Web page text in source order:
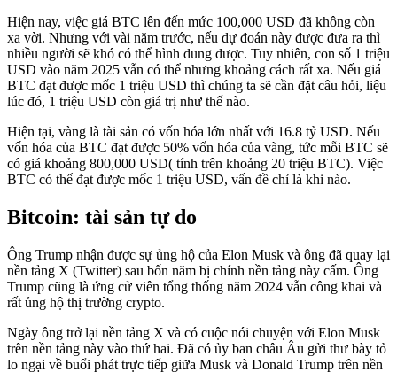
Hiện nay, việc giá BTC lên đến mức 100,000 USD đã không còn
xa vời. Nhưng với vài năm trước, nếu dự đoán này được đưa ra thì
nhiều người sẽ khó có thể hình dung được. Tuy nhiên, con số 1 triệu
USD vào năm 2025 vẫn có thể nhưng khoảng cách rất xa. Nếu giá
BTC đạt được mốc 1 triệu USD thì chúng ta sẽ cần đặt câu hỏi, liệu
lúc đó, 1 triệu USD còn giá trị như thế nào.
Hiện tại, vàng là tài sản có vốn hóa lớn nhất với 16.8 tỷ USD. Nếu
vốn hóa của BTC đạt được 50% vốn hóa của vàng, tức mỗi BTC sẽ
có giá khoảng 800,000 USD( tính trên khoảng 20 triệu BTC). Việc
BTC có thể đạt được mốc 1 triệu USD, vấn đề chỉ là khi nào.
Bitcoin: tài sản tự do
Ông Trump nhận được sự ủng hộ của Elon Musk và ông đã quay lại
nền tảng X (Twitter) sau bốn năm bị chính nền tảng này cấm. Ông
Trump cũng là ứng cử viên tổng thống năm 2024 vẫn công khai và
rất ủng hộ thị trường crypto.
Ngày ông trở lại nền tảng X và có cuộc nói chuyện với Elon Musk
trên nền tảng này vào thứ hai. Đã có ủy ban châu Âu gửi thư bày tỏ
lo ngại về buổi phát trực tiếp giữa Musk và Donald Trump trên nền